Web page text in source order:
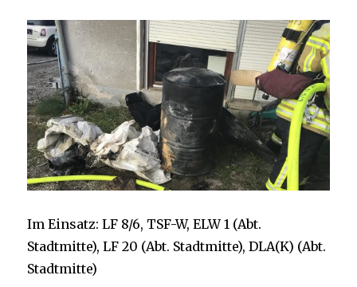
Im Einsatz: LF 8/6, TSF-W, ELW 1 (Abt.
Stadtmitte), LF 20 (Abt. Stadtmitte), DLA(K) (Abt.
Stadtmitte)